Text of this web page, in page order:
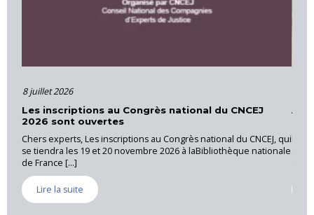
du CNCEJ
du CNCEJ, qui
nationale
Actions et formations – Cour d’Appel
Provence
La CNEJI a organisé le 28 mai 2026, une réunion
Cannet des Maures, sous la coordination de Luc